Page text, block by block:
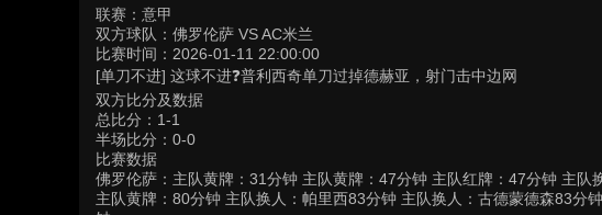
联赛： 意甲
双方球队： 佛罗伦萨 VS AC米兰
比赛时间： 2026-01-11 22:00:00
[单刀不进] 这球不进❓️普利西奇单刀过掉德赫亚，射门击中边网
双方比分及数据
总比分：1-1
半场比分：0-0
比赛数据
佛罗伦萨：主队黄牌：31分钟 主队黄牌：47分钟 主队红牌：47分钟 主
主队黄牌：80分钟 主队换人：帕里西83分钟 主队换人：古德蒙德森83分